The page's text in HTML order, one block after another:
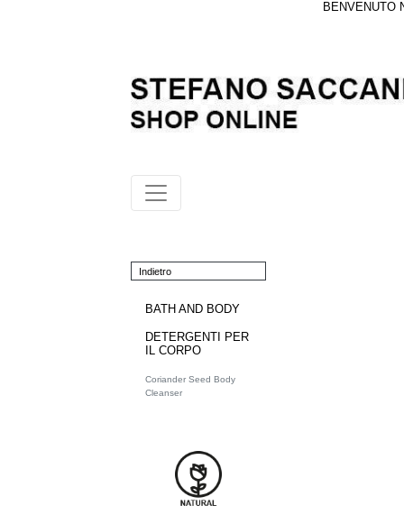
BENVENUTO
Indietro
BATH AND BODY
DETERGENTI PER
IL CORPO
Coriander Seed Body
Cleanser